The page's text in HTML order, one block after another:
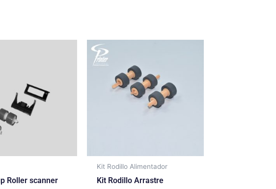
Roller scanner
Kit Rodillo Alimentador
Kit Rodillo Arrastre